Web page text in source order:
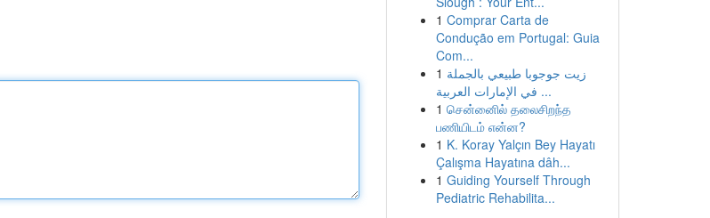
1 Comprar Carta de
Condução em Portugal: Guia
Com...
1 زيت جوجوبا طبيعي بالجملة
في الإمارات العربية ...
1 சென்னைில் தலைசிறந்த
பணியிடம் என்ன?
1 K. Koray Yalçın Bey Hayatı
Çalışma Hayatına dâh...
1 Guiding Yourself Through
Pediatric Rehabilita...